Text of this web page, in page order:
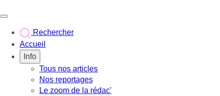
Rechercher
Accueil
Info
Tous nos articles
Nos reportages
Le zoom de la rédac'